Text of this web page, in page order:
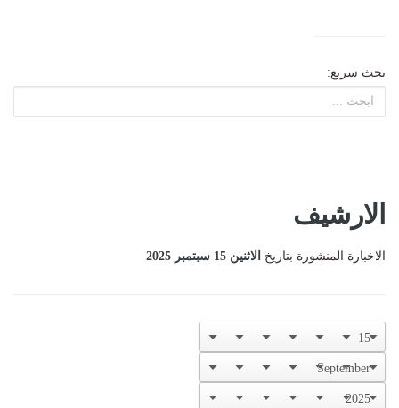
بحث سريع:
الارشيف
الاخبارة المنشورة بتاريخ الاثنين 15 سبتمبر 2025